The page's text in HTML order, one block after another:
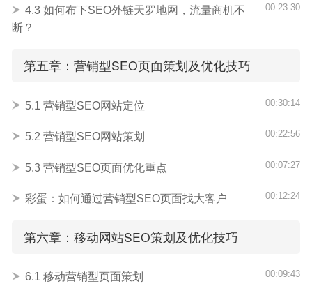
4.3 如何布下SEO外链天罗地网，流量商机不
断？
00:23:30
第五章：营销型SEO页面策划及优化技巧
5.1 营销型SEO网站定位 00:30:14
5.2 营销型SEO网站策划 00:22:56
5.3 营销型SEO页面优化重点 00:07:27
彩蛋：如何通过营销型SEO页面找大客户 00:12:24
第六章：移动网站SEO策划及优化技巧
6.1 移动营销型页面策划 00:09:43